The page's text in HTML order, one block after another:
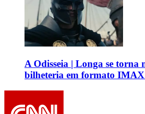
A Odisseia | Longa se torna
bilheteria em formato